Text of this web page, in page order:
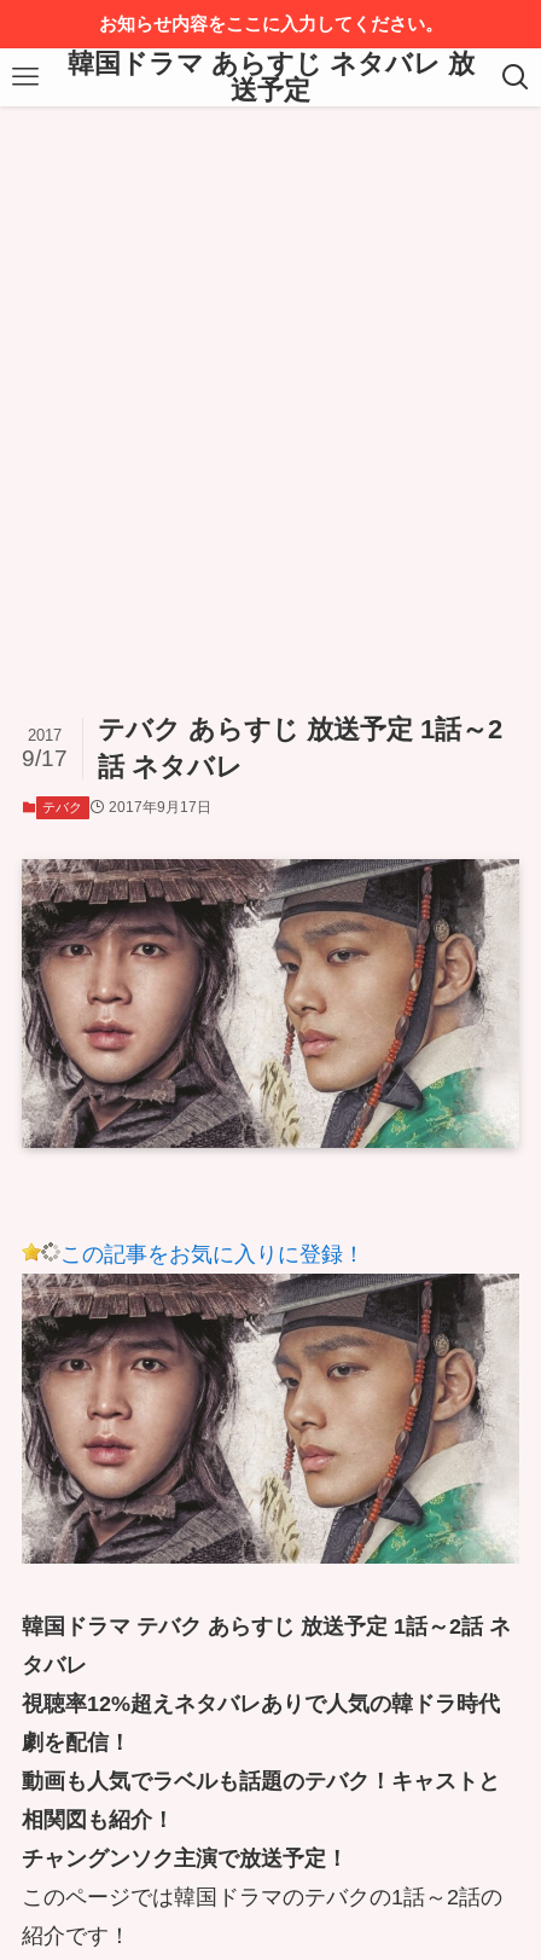
お知らせ内容をここに入力してください。
韓国ドラマ あらすじ ネタバレ 放
送予定
テバク あらすじ 放送予定 1話～2
話 ネタバレ
2017
9/17
テバク 2017年9月17日
この記事をお気に入りに登録！
韓国ドラマ テバク あらすじ 放送予定 1話～2話 ネ
タバレ
視聴率12%超えネタバレありで人気の韓ドラ時代
劇を配信！
動画も人気でラベルも話題のテバク！キャストと
相関図も紹介！
チャングンソク主演で放送予定！
このページでは韓国ドラマのテバクの1話～2話の
紹介です！